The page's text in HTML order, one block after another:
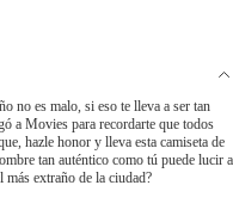
no es malo, si eso te lleva a ser tan
a Movies para recordarte que todos
hazle honor y lleva esta camiseta de
tan auténtico como tú puede lucir a
más extraño de la ciudad?